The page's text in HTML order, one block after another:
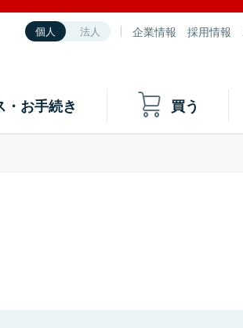
個人 法人 企業情報 採用情報
・お手続き 買う